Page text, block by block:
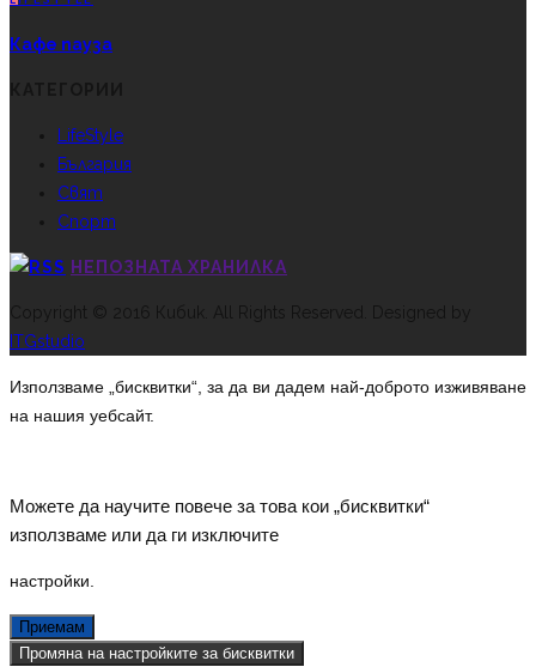
Кафе пауза
LifeStyle
България
Свят
Спорт
НЕПОЗНАТА ХРАНИЛКА
Copyright © 2016 Кибик. All Rights Reserved. Designed by
ITGstudio
Използваме „бисквитки“, за да ви дадем най-доброто изживяване
на нашия уебсайт.
Можете да научите повече за това кои „бисквитки“
използваме или да ги изключите
настройки.
Приемам
Промяна на настройките за бисквитки